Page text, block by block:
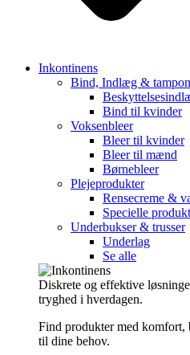
Inkontinens
Bind, Indlæg &
Bind til kvinder
Voksenbleer
Bleer til kvinder
Bleer til mænd
Børnebleer
Plejeprodukter
Rensecreme &
Specielle
Underbukser & trusser
Underlag
Se alle
Diskrete og effektive
tryghed i hverdagen.
Find produkter med komfort,
til dine behov.